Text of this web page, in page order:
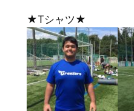
★Tシャツ★